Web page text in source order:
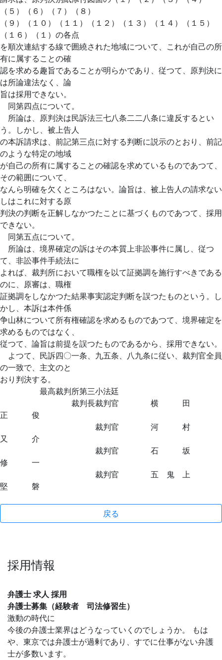
（５）（６）（７）（８）
（９）（１０）（１１）（１２）（１３）（１４）（１５）
（１６）（１）の各点
を順次連結する線で囲繞された地域について、これが自己の所
有に属することの確
認を求める趣旨であることが明らかであり、従つて、原判決に
は所論違法なく、論
旨は採用できない。
同第四点について。
所論は、原判決は民訴法三七八条二二八条に違反するとい
う。しかし、被上告人
の本訴請求は、前記第三点に対する判断に説示のとおり、前記
のような特定の地域
が自己の所有に属することの確認を求めているものであつて、
その範囲について、
なんら明確を欠くところはない。論旨は、被上告人の請求ない
しはこれに対する原
判決の判断を正解しなかつたことに基づくものであつて、採用
できない。
同第五点について。
所論は、境界確定の訴はその本質上非訟事件に属し、従つ
て、非訟事件手続法に
よれば、裁判所において職権を以て証拠調を施行すべきである
のに、原審は、職権
証拠調をしなかつた結果事実認定判断を誤つたものという。し
かし、本訴は本件係
争山林について所有権確認を求めるものであつて、境界確定を
求めるものではなく、
従つて、論旨は前提を誤つたものであるから、採用できない。
よつて、民訴四〇一条、九五条、八九条に従い、裁判官全員
の一致で、主文のと
おり判決する。
最高裁判所第三小法廷
裁判長裁判官 横 田
正 俊
裁判官 河 村
又 介
裁判官 石 坂
修 一
裁判官 五 鬼 上
堅 磐
戻る
採用情報
弁護士 求人 採用
弁護士募集（経験者 司法修習生）
激動の時代に
今後の弁護士業界はどうなっていくのでしょうか。 もは
や、東京では弁護士が過剰であり、すでに仕事がない弁護
士が多数います。